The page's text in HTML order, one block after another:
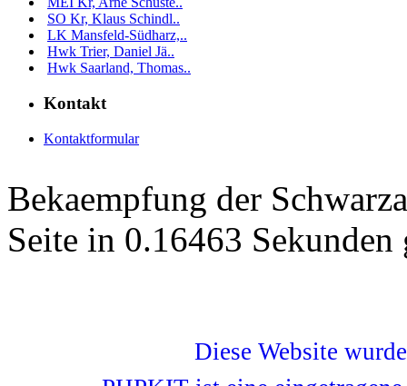
SO Kr, Klaus Schindl..
LK Mansfeld-Südharz,..
Hwk Trier, Daniel Jä..
Hwk Saarland, Thomas..
Kontakt
Kontaktformular
Bekaempfung der
Seite in 0.16463 Sekunden
Diese Website